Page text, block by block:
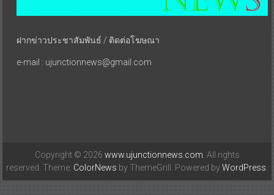
ฝากข่าวประชาสัมพันธ์ / ติดต่อโฆษณา
e-mail : ujunctionnews@gmail.com
Copyright © 2026 www.ujunctionnews.com . All rights
reserved. Theme: ColorNews by ThemeGrill. Powered byWordPress